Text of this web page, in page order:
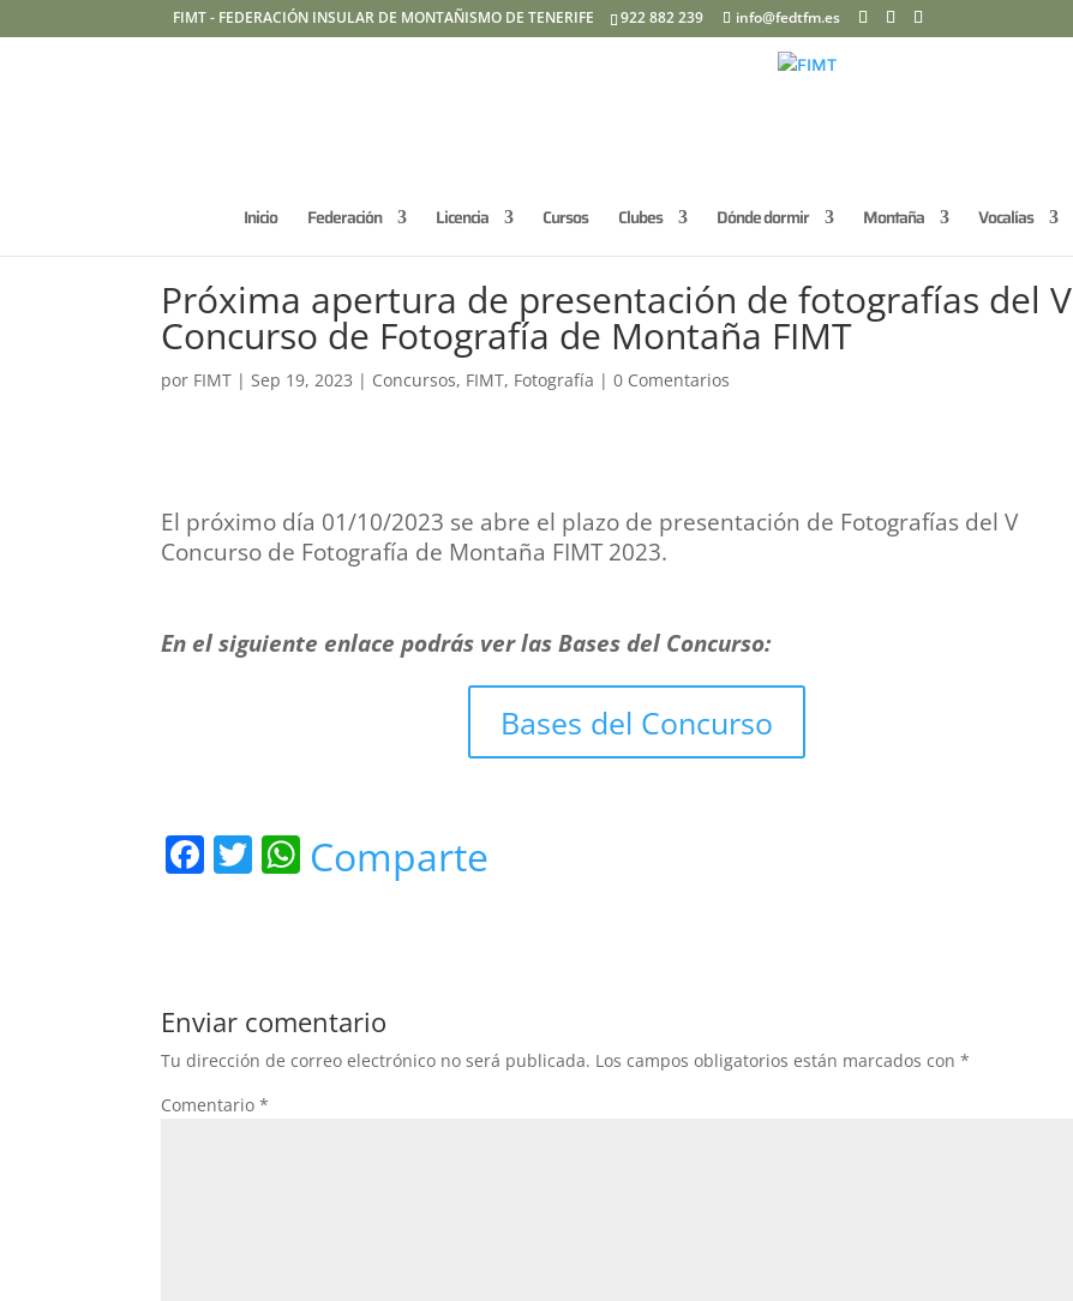
FIMT - FEDERACIÓN INSULAR DE MONTAÑISMO DE TENERIFE 922 882 239 info@fedtfm.es
Inicio Federación Licencia Cursos Clubes Dónde dormir Montaña Vocalías
Próxima apertura de presentación de fotografías del V
Concurso de Fotografía de Montaña FIMT
por FIMT |Sep 19, 2023 | Concursos, FIMT, Fotografía |0 Comentarios
El próximo día 01/10/2023 se abre el plazo de presentación de Fotografías del V
Concurso de Fotografía de Montaña FIMT 2023.
En el siguiente enlace podrás ver las Bases del Concurso:
Bases del Concurso
F
a
b
o
o
k
T
w
W
A
p
p
Comparte
Enviar comentario
Tu dirección de correo electrónico no será publicada. Los campos obligatorios están marcados con*
Comentario*